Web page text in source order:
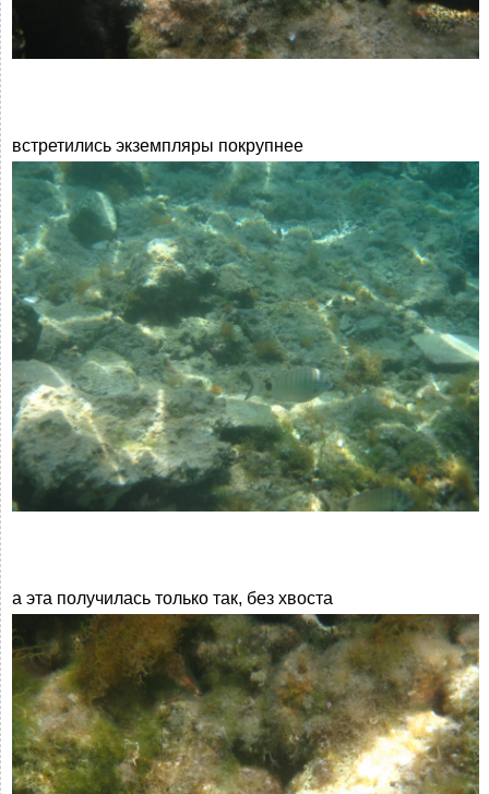
встретились экземпляры покрупнее
а эта получилась только так, без хвоста